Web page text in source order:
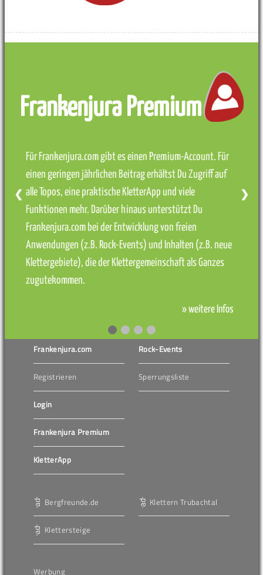
Frankenjura Premium
Für Frankenjura.com gibt es einen Premium-Account. Für
einen geringen jährlichen Beitrag erhältst Du Zugriff auf
alle Topos, eine praktische KletterApp und viele
Funktionen mehr. Darüber hinaus unterstützt Du
Frankenjura.com bei der Entwicklung von freien
Anwendungen (z.B. Rock-Events) und Inhalten (z.B. neue
Klettergebiete), die der Klettergemeinschaft als Ganzes
zugutekommen.
» weitere Infos
❮ ❯
Frankenjura.com
Registrieren
Login
Frankenjura Premium
KletterApp
Rock-Events
Sperrungsliste
Bergfreunde.de
Klettersteige
Klettern Trubachtal
Werbung